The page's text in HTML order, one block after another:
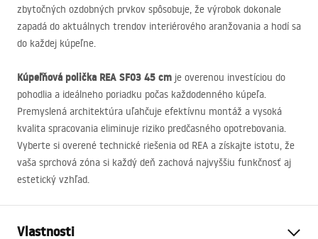
zbytočných ozdobných prvkov spôsobuje, že výrobok dokonale
zapadá do aktuálnych trendov interiérového aranžovania a hodí sa
do každej kúpeľne.
Kúpeľňová polička REA SF03 45 cm je overenou investíciou do
pohodlia a ideálneho poriadku počas každodenného kúpeľa.
Premyslená architektúra uľahčuje efektívnu montáž a vysoká
kvalita spracovania eliminuje riziko predčasného opotrebovania.
Vyberte si overené technické riešenia od REA a získajte istotu, že
vaša sprchová zóna si každý deň zachová najvyššiu funkčnosť aj
estetický vzhľad.
Vlastnosti